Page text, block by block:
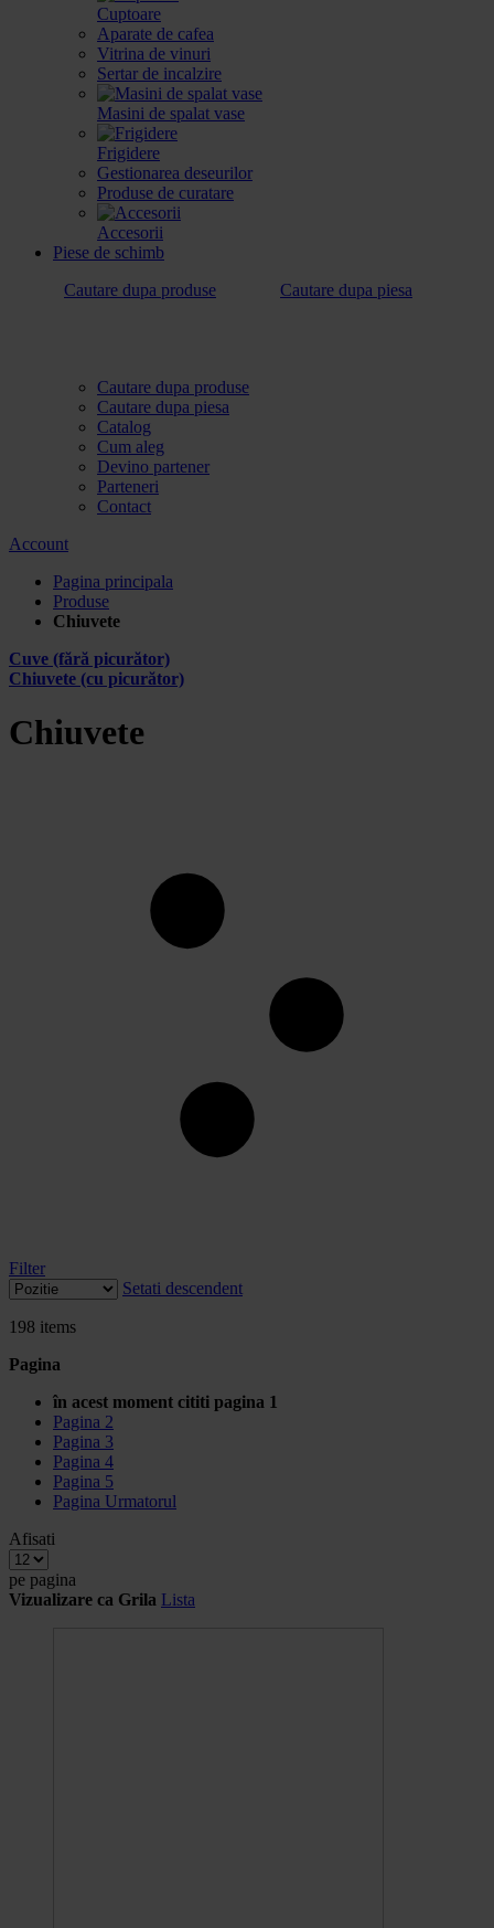
Cuptoare
Aparate de cafea
Vitrina de vinuri
Sertar de incalzire
Masini de spalat vase
Frigidere
Gestionarea deseurilor
Produse de curatare
Accesorii
Piese de schimb
Cautare dupa produse
Cautare dupa piesa
Cautare dupa produse
Cautare dupa piesa
Catalog
Cum aleg
Devino partener
Parteneri
Contact
Account
Pagina principala
Produse
Chiuvete
Cuve (fără picurător)
Chiuvete (cu picurător)
Chiuvete
Filter
Setati descendent
198 items
Pagina
în acest moment cititi pagina 1
Pagina 2
Pagina 3
Pagina 4
Pagina 5
Pagina Urmatorul
Afisati
pe pagina
Vizualizare ca Grila Lista